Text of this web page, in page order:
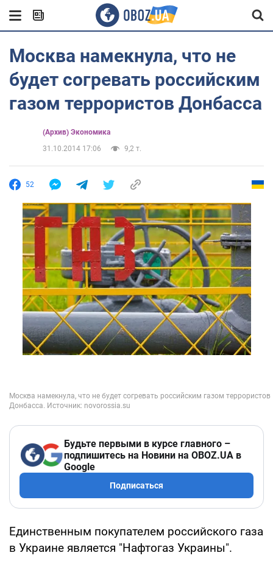
Москва намекнула, что не
будет согревать российским
газом террористов Донбасса
(Архив) Экономика
31.10.2014 17:06
9,2 т.
52
Будьте первыми в курсе главного –
подпишитесь на Новини на OBOZ.UA в
Google
Подписаться
Единственным покупателем российского газа
в Украине является "Нафтогаз Украины".